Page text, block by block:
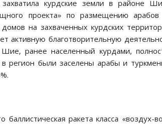
курдские земли в районе
проекта» по размещению
на захваченных курдских
активную благотворительную
ранее населенный курдами,
в регион были заселены арабы и
ракета класса «воздух-